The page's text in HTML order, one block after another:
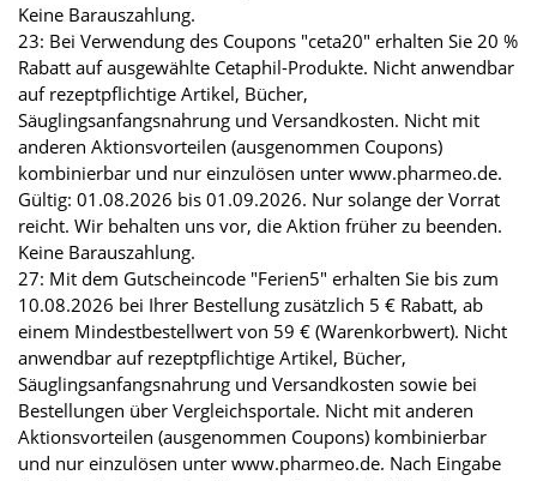
Keine Barauszahlung.
23: Bei Verwendung des Coupons "ceta20" erhalten Sie 20 %
Rabatt auf ausgewählte Cetaphil-Produkte. Nicht anwendbar
auf rezeptpflichtige Artikel, Bücher,
Säuglingsanfangsnahrung und Versandkosten. Nicht mit
anderen Aktionsvorteilen (ausgenommen Coupons)
kombinierbar und nur einzulösen unter www.pharmeo.de.
Gültig: 01.08.2026 bis 01.09.2026. Nur solange der Vorrat
reicht. Wir behalten uns vor, die Aktion früher zu beenden.
Keine Barauszahlung.
27: Mit dem Gutscheincode "Ferien5" erhalten Sie bis zum
10.08.2026 bei Ihrer Bestellung zusätzlich 5 € Rabatt, ab
einem Mindestbestellwert von 59 € (Warenkorbwert). Nicht
anwendbar auf rezeptpflichtige Artikel, Bücher,
Säuglingsanfangsnahrung und Versandkosten sowie bei
Bestellungen über Vergleichsportale. Nicht mit anderen
Aktionsvorteilen (ausgenommen Coupons) kombinierbar
und nur einzulösen unter www.pharmeo.de. Nach Eingabe